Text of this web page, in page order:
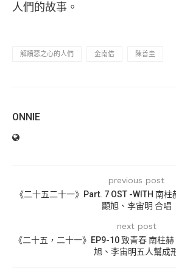
人們的故事。
解讀惡之心的人們 金南佶 陳善圭
ONNIE
previous post
《二十五二十一》Part. 7 OST -WITH 南
顯旭、李宙明 合唱
next post
《二十五，二十一》EP9-10 致青春 南柱
旭、李宙明五人幫成